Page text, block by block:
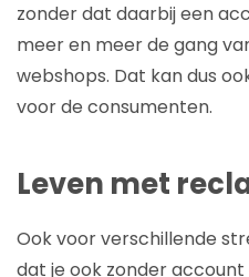
zonder dat daarbij een
meer en meer de gang
webshops. Dat kan dus
voor de consumenten.
Leven met
Ook voor verschillende
dat je ook zonder